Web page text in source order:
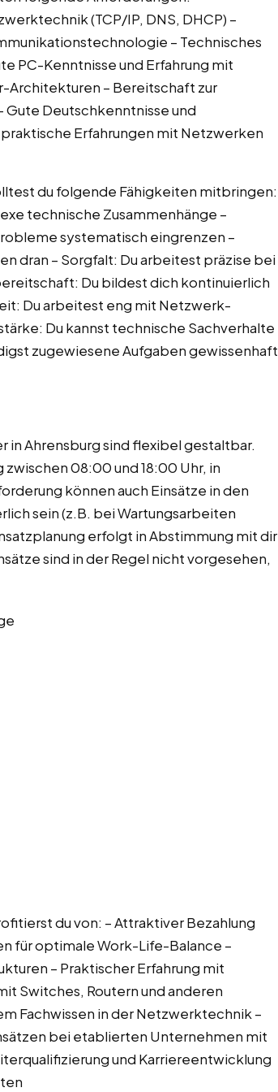
(TCP/IP, DNS, DHCP) –
– Technisches
PC-Kenntnisse und Erfahrung mit
Architekturen – Bereitschaft zur
Deutschkenntnisse und
Erfahrungen mit Netzwerken
du folgende Fähigkeiten mitbringen:
technische Zusammenhänge –
systematisch eingrenzen –
dran – Sorgfalt: Du arbeitest präzise bei
Du bildest dich kontinuierlich
Du arbeitest eng mit Netzwerk-
Du kannst technische Sachverhalte
zugewiesene Aufgaben gewissenhaft
Ahrensburg sind flexibel gestaltbar.
08:00 und 18:00 Uhr, in
können auch Einsätze in den
sein (z.B. bei Wartungsarbeiten
erfolgt in Abstimmung mit dir
sind in der Regel nicht vorgesehen,
du von: – Attraktiver Bezahlung
für optimale Work-Life-Balance –
– Praktischer Erfahrung mit
Switches, Routern und anderen
Fachwissen in der Netzwerktechnik –
bei etablierten Unternehmen mit
und Karriereentwicklung